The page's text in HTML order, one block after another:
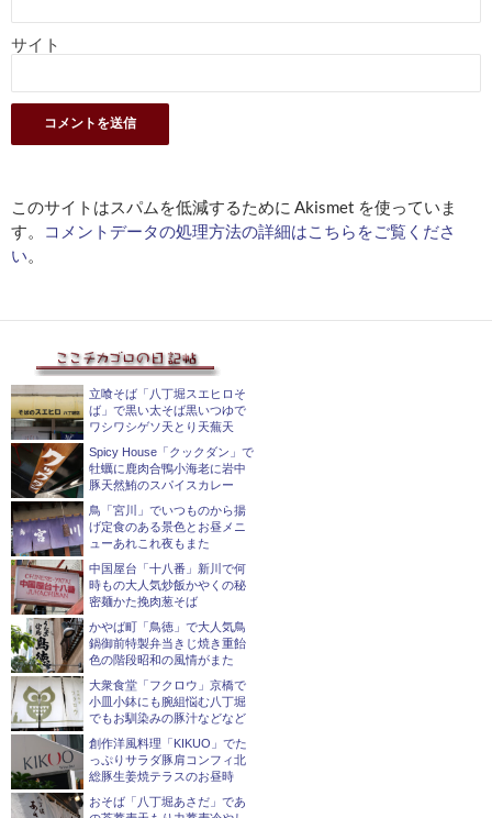
サイト
このサイトはスパムを低減するために Akismet を使っていま
す。
コメントデータの処理方法の詳細はこちらをご覧くださ
い。
立喰そば「八丁堀スエヒロそ
ば」で黒い太そば黒いつゆで
ワシワシゲソ天とり天蕪天
Spicy House「クックダン」で
牡蠣に鹿肉合鴨小海老に岩中
豚天然鮪のスパイスカレー
鳥「宮川」でいつものから揚
げ定食のある景色とお昼メニ
ューあれこれ夜もまた
中国屋台「十八番」新川で何
時もの大人気炒飯かやくの秘
密麺かた挽肉葱そば
かやば町「鳥徳」で大人気鳥
鍋御前特製弁当きじ焼き重飴
色の階段昭和の風情がまた
大衆食堂「フクロウ」京橋で
小皿小鉢にも腕組悩む八丁堀
でもお馴染みの豚汁などなど
創作洋風料理「KIKUO」でた
っぷりサラダ豚肩コンフィ北
総豚生姜焼テラスのお昼時
おそば「八丁堀あさだ」であ